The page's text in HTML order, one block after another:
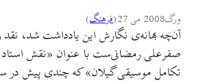
ورگ2008 می 27 (فرهنگ)
آن‌چه بهانه‌ی نگارش اين يادداشت شد، نقد
صفرعلی رمضانی‌ست با عنوان «نقش استاد
تکامل موسيقی گيلان» که چندی پيش در